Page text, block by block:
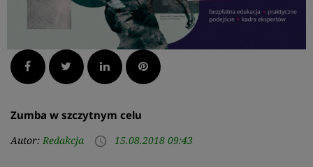
Facebook Twitter LinkedInPinterest
Zumba w szczytnym celu
Autor: Redakcja access_time 15.08.2018 09:43